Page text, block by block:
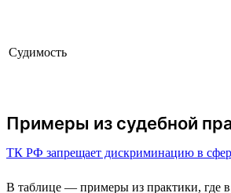
Судимость
Примеры из судебной
ТК РФ запрещает дискриминацию в
В таблице — примеры из практики, где в